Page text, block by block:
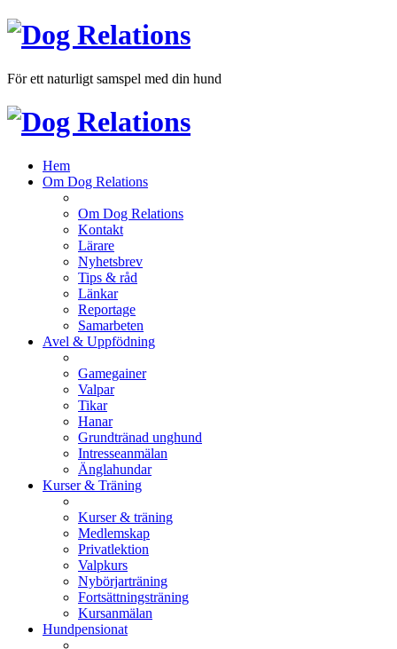
För ett naturligt samspel med din hund
Hem
Om Dog Relations
Om Dog Relations
Kontakt
Lärare
Nyhetsbrev
Tips & råd
Länkar
Reportage
Samarbeten
Avel & Uppfödning
Gamegainer
Valpar
Tikar
Hanar
Grundtränad unghund
Intresseanmälan
Änglahundar
Kurser & Träning
Kurser & träning
Medlemskap
Privatlektion
Valpkurs
Nybörjarträning
Fortsättningsträning
Kursanmälan
Hundpensionat